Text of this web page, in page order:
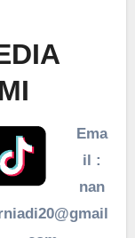
Ema
il :
nan